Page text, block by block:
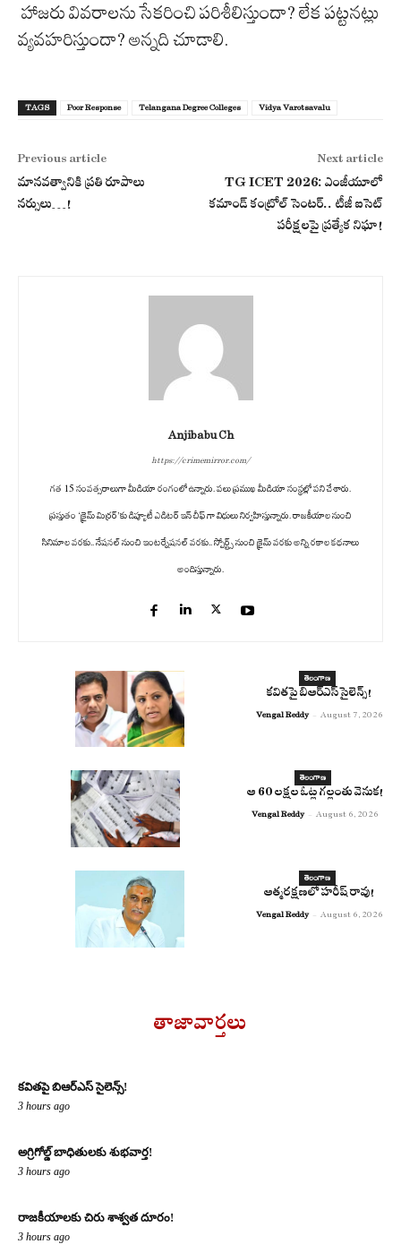
హాజరు వివరాలను సేకరించి పరిశీలిస్తుందా? లేక పట్టనట్లు
వ్యవహరిస్తుందా? అన్నది చూడాలి.
TAGS Poor Response Telangana Degree Colleges Vidya Varotsavalu
Previous article
మానవత్వానికి ప్రతి రూపాలు
నర్సులు…!
Next article
TG ICET 2026: ఎంజీయూలో
కమాండ్ కంట్రోల్ సెంటర్.. టీజీ ఐసెట్
పరీక్షలపై ప్రత్యేక నిఘా!
Anjibabu Ch
https://crimemirror.com/
గత 15 సంవత్సరాలుగా మీడియా రంగంలో ఉన్నారు. పలు ప్రముఖ మీడియా సంస్థల్లో పని చేశారు.
ప్రస్తుతం ‘క్రైమ్ మిర్రర్’కు డిప్యూటీ ఎడిటర్ ఇన్ చీఫ్ గా విధులు నిర్వహిస్తున్నారు. రాజకీయాల నుంచి
సినిమాల వరకు.. నేషనల్ నుంచి ఇంటర్నేషనల్ వరకు.. స్పోర్ట్స్ నుంచి క్రైమ్ వరకు అన్ని రకాల కథనాలు
అందిస్తున్నారు.
తెలంగాణ
కవితపై బిఆర్ఎస్ సైలెన్స్!
Vengal Reddy - August 7, 2026
తెలంగాణ
ఆ 60 లక్షల ఓట్ల గల్లంతు వెనుక!
Vengal Reddy - August 6, 2026
తెలంగాణ
ఆత్మరక్షణలో హరీష్ రావు!
Vengal Reddy - August 6, 2026
తాజావార్తలు
కవితపై బిఆర్ఎస్ సైలెన్స్!
3 hours ago
అగ్రిగోల్డ్ బాధితులకు శుభవార్త!
3 hours ago
రాజకీయాలకు చిరు శాశ్వత దూరం!
3 hours ago